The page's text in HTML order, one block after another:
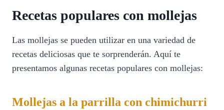
Recetas populares con mollejas
Las mollejas se pueden utilizar en una variedad de
recetas deliciosas que te sorprenderán. Aquí te
presentamos algunas recetas populares con mollejas:
Mollejas a la parrilla con chimichurri